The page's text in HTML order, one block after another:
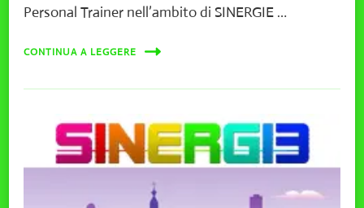
Personal Trainer nell’ambito di SINERGIE …
CONTINUA A LEGGERE